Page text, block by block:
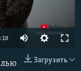
Auto
240p
Загрузить